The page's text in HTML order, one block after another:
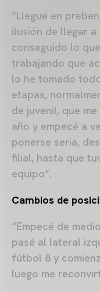
“Llegué en
ilusión de llegar
conseguido lo
trabajando que
lo he tomado
etapas,
de juvenil, que
año y empecé a
ponerse seria,
filial, hasta que
equipo”.
Cambios de
“Empecé de
pasé al lateral
fútbol 8 y
luego me